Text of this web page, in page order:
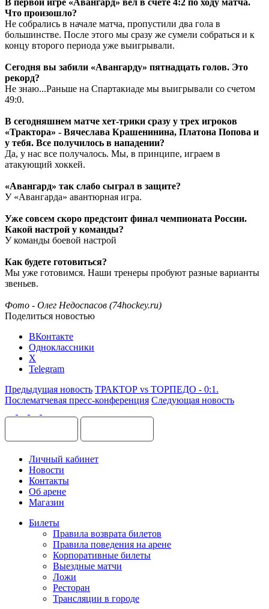
Что произошло?
Не собрались в начале матча, пропустили два гола в
большинстве. После этого мы сразу же сумели собраться и к
концу второго периода уже выигрывали.
Сегодня вы забили «Авангарду» пятнадцать голов. Это
рекорд?
Не знаю...Раньше на Спартакиаде мы выигрывали со счетом
49:0.
В сегодняшнем матче хет-трики сразу у трех игроков
«Трактора» - Вячеслава Крашенинина, Платона Попова и
у тебя. Все получилось в нападении?
Да, у нас все получалось. Мы, в принципе, играем в
атакующий хоккей.
«Авангард» так слабо сыграл в защите?
У «Авангарда» авантюрная игра.
Уже совсем скоро предстоит финал чемпионата России.
Какой настрой у команды?
У команды боевой настрой
Как будете готовиться?
Мы уже готовимся. Наши тренеры пробуют разные варианты
звеньев.
Фото - Олег Недоспасов (74hockey.ru)
Поделиться новостью
ВКонтакте
Одноклассники
X
Telegram
Предыдущая новость ТРАКТОР vs ТОРПЕДО - 0:1.
Послематчевая пресс-конференция Следующая новость
Личный кабинет
Новости
Контакты
Об арене
Магазин
Билеты
Правила возврата билетов
Правила поведения на арене
Корпоративные билеты
Выездные матчи
Ложи
Ресторан
Трансляции в городе